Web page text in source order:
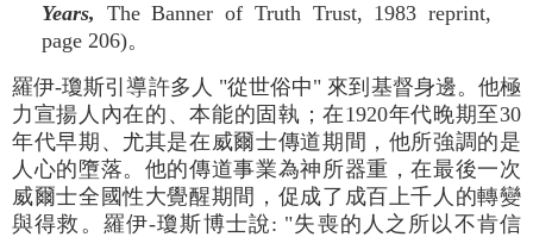
Years, The Banner of Truth Trust, 1983 reprint,
page 206)。
羅伊-瓊斯引導許多人 "從世俗中" 來到基督身邊。他極
力宣揚人內在的、本能的固執；在1920年代晚期至30
年代早期、尤其是在威爾士傳道期間，他所強調的是
人心的墮落。他的傳道事業為神所器重，在最後一次
威爾士全國性大覺醒期間，促成了成百上千人的轉變
與得救。羅伊-瓊斯博士說: "失喪的人之所以不肯信